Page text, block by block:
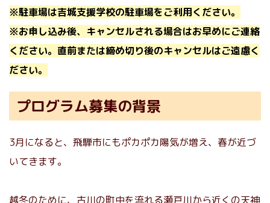
※駐車場は吉城支援学校の駐車場をご利用ください。
※お申し込み後、キャンセルされる場合はお早めにご連絡
ください。直前または締め切り後のキャンセルはご遠慮く
ださい。
プログラム募集の背景
3月になると、飛騨市にもポカポカ陽気が増え、春が近づ
いてきます。
越冬のために、古川の町中を流れる瀬戸川から近くの天神